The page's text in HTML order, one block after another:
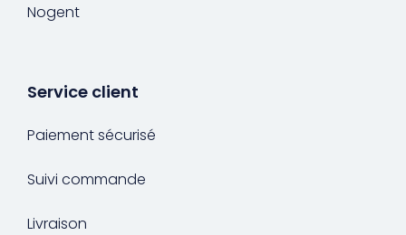
Nogent
Service client
Paiement sécurisé
Suivi commande
Livraison